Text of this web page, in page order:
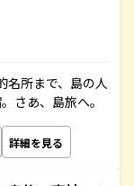
名所まで、島の人
さあ、島旅へ。
詳細を見る